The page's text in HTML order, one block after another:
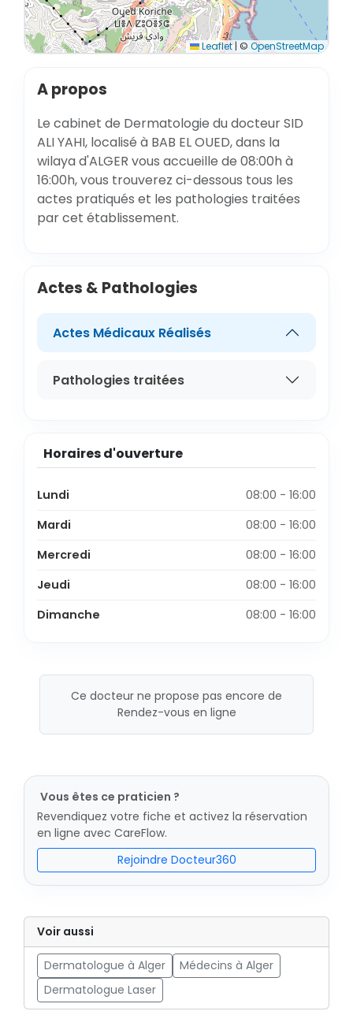
Leaflet | © OpenStreetMap
A propos
Le cabinet de Dermatologie du docteur SID
ALI YAHI, localisé à BAB EL OUED, dans la
wilaya d'ALGER vous accueille de 08:00h à
16:00h, vous trouverez ci-dessous tous les
actes pratiqués et les pathologies traitées
par cet établissement.
Actes & Pathologies
Actes Médicaux Réalisés
Pathologies traitées
Horaires d'ouverture
Lundi
08:00 - 16:00
Mardi
08:00 - 16:00
Mercredi
08:00 - 16:00
Jeudi
08:00 - 16:00
Dimanche
08:00 - 16:00
Ce docteur ne propose pas encore de
Rendez-vous en ligne
Vous êtes ce praticien ?
Revendiquez votre fiche et activez la réservation
en ligne avec CareFlow.
Rejoindre Docteur360
Voir aussi
Dermatologue à Alger
Médecins à Alger
Dermatologue Laser